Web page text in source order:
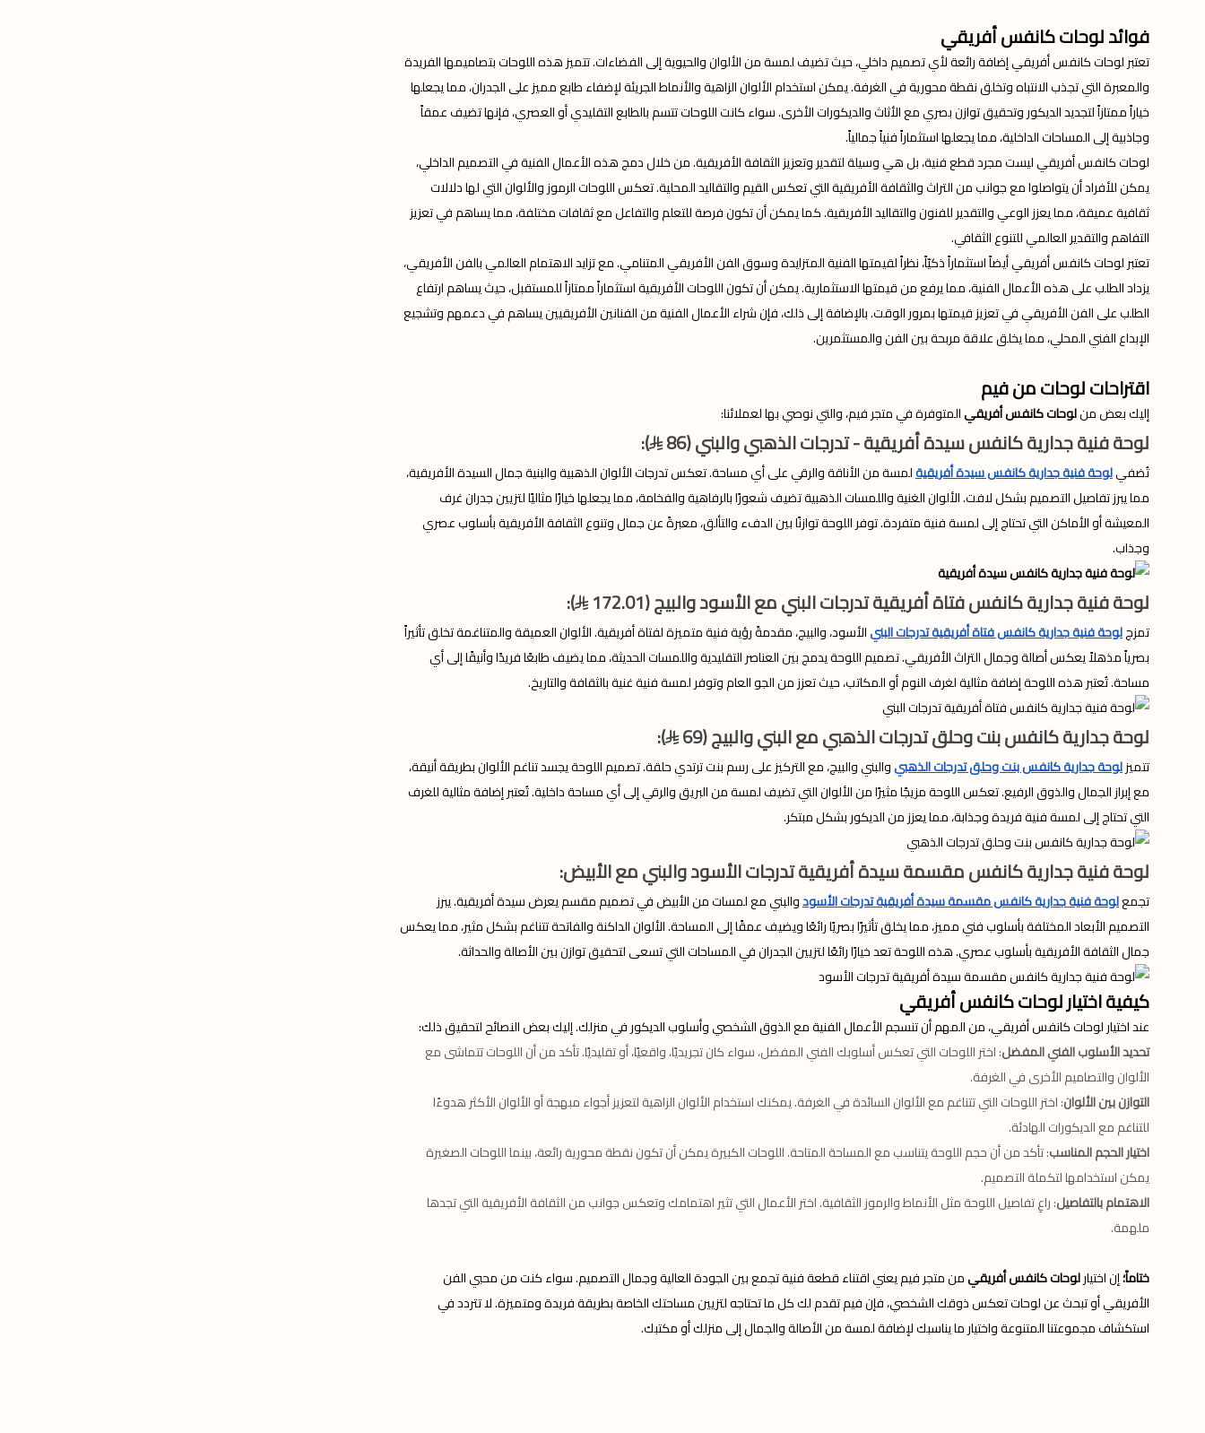
فوائد لوحات كانفس أفريقي
تعتبر لوحات كانفس أفريقي إضافة رائعة لأي تصميم داخلي، حيث تضيف لمسة من الألوان والحيوية إلى الفضاءات. تتميز هذه اللوحات بتصاميمها الفريدة
والمعبرة التي تجذب الانتباه وتخلق نقطة محورية في الغرفة. يمكن استخدام الألوان الزاهية والأنماط الجريئة لإضفاء طابع مميز على الجدران، مما يجعلها
خياراً ممتازاً لتجديد الديكور وتحقيق توازن بصري مع الأثاث والديكورات الأخرى. سواء كانت اللوحات تتسم بالطابع التقليدي أو العصري، فإنها تضيف عمقاً
وجاذبية إلى المساحات الداخلية، مما يجعلها استثماراً فنياً جمالياً.
لوحات كانفس أفريقي ليست مجرد قطع فنية، بل هي وسيلة لتقدير وتعزيز الثقافة الأفريقية. من خلال دمج هذه الأعمال الفنية في التصميم الداخلي،
يمكن للأفراد أن يتواصلوا مع جوانب من التراث والثقافة الأفريقية التي تعكس القيم والتقاليد المحلية. تعكس اللوحات الرموز والألوان التي لها دلالات
ثقافية عميقة، مما يعزز الوعي والتقدير للفنون والتقاليد الأفريقية. كما يمكن أن تكون فرصة للتعلم والتفاعل مع ثقافات مختلفة، مما يساهم في تعزيز
التفاهم والتقدير العالمي للتنوع الثقافي.
تعتبر لوحات كانفس أفريقي أيضاً استثماراً ذكيّاً، نظراً لقيمتها الفنية المتزايدة وسوق الفن الأفريقي المتنامي. مع تزايد الاهتمام العالمي بالفن الأفريقي،
يزداد الطلب على هذه الأعمال الفنية، مما يرفع من قيمتها الاستثمارية. يمكن أن تكون اللوحات الأفريقية استثماراً ممتازاً للمستقبل، حيث يساهم ارتفاع
الطلب على الفن الأفريقي في تعزيز قيمتها بمرور الوقت. بالإضافة إلى ذلك، فإن شراء الأعمال الفنية من الفنانين الأفريقيين يساهم في دعمهم وتشجيع
الإبداع الفني المحلي، مما يخلق علاقة مربحة بين الفن والمستثمرين.
اقتراحات لوحات من فيم
إليك بعض منلوحات كانفس أفريقيالمتوفرة في متجر فيم، والتي نوصي بها لعملائنا:
لوحة فنية جدارية كانفس سيدة أفريقية - تدرجات الذهبي والبني (86 ):
تُضفيلوحة فنية جدارية كانفس سيدة أفريقيةلمسة من الأناقة والرقي على أي مساحة. تعكس تدرجات الألوان الذهبية والبنية جمال السيدة الأفريقية،
مما يبرز تفاصيل التصميم بشكل لافت. الألوان الغنية واللمسات الذهبية تضيف شعورًا بالرفاهية والفخامة، مما يجعلها خيارًا مثاليًا لتزيين جدران غرف
المعيشة أو الأماكن التي تحتاج إلى لمسة فنية متفردة. توفر اللوحة توازنًا بين الدفء والتألق، معبرةً عن جمال وتنوع الثقافة الأفريقية بأسلوب عصري
وجذاب.
لوحة فنية جدارية كانفس فتاة أفريقية تدرجات البني مع الأسود والبيج (172.01 ):
تمزجلوحة فنية جدارية كانفس فتاة أفريقية تدرجات البنيالأسود، والبيج، مقدمةً رؤية فنية متميزة لفتاة أفريقية. الألوان العميقة والمتناغمة تخلق تأثيراً
بصرياً مذهلاً يعكس أصالة وجمال التراث الأفريقي. تصميم اللوحة يدمج بين العناصر التقليدية واللمسات الحديثة، مما يضيف طابعًا فريدًا وأنيقًا إلى أي
مساحة. تُعتبر هذه اللوحة إضافة مثالية لغرف النوم أو المكاتب، حيث تعزز من الجو العام وتوفر لمسة فنية غنية بالثقافة والتاريخ.
لوحة جدارية كانفس بنت وحلق تدرجات الذهبي مع البني والبيج (69 ):
تتميزلوحة جدارية كانفس بنت وحلق تدرجات الذهبيوالبني والبيج، مع التركيز على رسم بنت ترتدي حلقة. تصميم اللوحة يجسد تناغم الألوان بطريقة أنيقة،
مع إبراز الجمال والذوق الرفيع. تعكس اللوحة مزيجًا مثيرًا من الألوان التي تضيف لمسة من البريق والرقي إلى أي مساحة داخلية. تُعتبر إضافة مثالية للغرف
التي تحتاج إلى لمسة فنية فريدة وجذابة، مما يعزز من الديكور بشكل مبتكر.
لوحة فنية جدارية كانفس مقسمة سيدة أفريقية تدرجات الأسود والبني مع الأبيض:
تجمعلوحة فنية جدارية كانفس مقسمة سيدة أفريقية تدرجات الأسودوالبني مع لمسات من الأبيض في تصميم مقسم يعرض سيدة أفريقية. يبرز
التصميم الأبعاد المختلفة بأسلوب فني مميز، مما يخلق تأثيرًا بصريًا رائعًا ويضيف عمقًا إلى المساحة. الألوان الداكنة والفاتحة تتناغم بشكل مثير، مما يعكس
جمال الثقافة الأفريقية بأسلوب عصري. هذه اللوحة تعد خيارًا رائعًا لتزيين الجدران في المساحات التي تسعى لتحقيق توازن بين الأصالة والحداثة.
كيفية اختيار لوحات كانفس أفريقي
عند اختيار لوحات كانفس أفريقي، من المهم أن تنسجم الأعمال الفنية مع الذوق الشخصي وأسلوب الديكور في منزلك. إليك بعض النصائح لتحقيق ذلك:
تحديد الأسلوب الفني المفضل: اختر اللوحات التي تعكس أسلوبك الفني المفضل، سواء كان تجريديًا، واقعيًا، أو تقليديًا. تأكد من أن اللوحات تتماشى مع
الألوان والتصاميم الأخرى في الغرفة.
التوازن بين الألوان: اختر اللوحات التي تتناغم مع الألوان السائدة في الغرفة. يمكنك استخدام الألوان الزاهية لتعزيز أجواء مبهجة أو الألوان الأكثر هدوءًا
للتناغم مع الديكورات الهادئة.
اختيار الحجم المناسب: تأكد من أن حجم اللوحة يتناسب مع المساحة المتاحة. اللوحات الكبيرة يمكن أن تكون نقطة محورية رائعة، بينما اللوحات الصغيرة
يمكن استخدامها لتكملة التصميم.
الاهتمام بالتفاصيل: راعِ تفاصيل اللوحة مثل الأنماط والرموز الثقافية. اختر الأعمال التي تثير اهتمامك وتعكس جوانب من الثقافة الأفريقية التي تجدها
ملهمة.
ختاماً؛إن اختيارلوحات كانفس أفريقيمن متجر فيم يعني اقتناء قطعة فنية تجمع بين الجودة العالية وجمال التصميم. سواء كنت من محبي الفن
الأفريقي أو تبحث عن لوحات تعكس ذوقك الشخصي، فإن فيم تقدم لك كل ما تحتاجه لتزيين مساحتك الخاصة بطريقة فريدة ومتميزة. لا تتردد في
استكشاف مجموعتنا المتنوعة واختيار ما يناسبك لإضافة لمسة من الأصالة والجمال إلى منزلك أو مكتبك.